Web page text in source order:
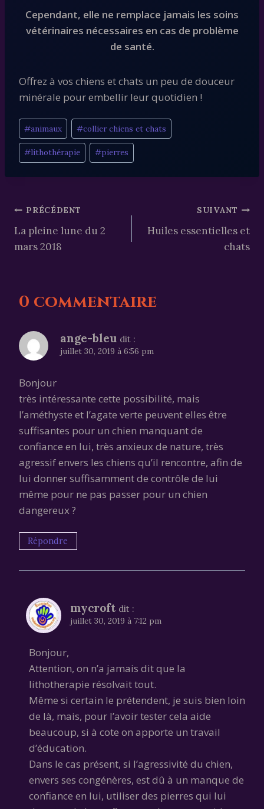
Cependant, elle ne remplace jamais les soins
vétérinaires nécessaires en cas de problème
de santé.
Offrez à vos chiens et chats un peu de douceur
minérale pour embellir leur quotidien !
Étiquettes
de
la
#animaux #collier chiens et chats
#lithothérapie #pierres
Navigation
de
PRÉCÉDENT
La pleine lune du 2
mars 2018
SUIVANT
Huiles essentielles et
chats
0 commentaire
ange-bleu dit :
juillet 30, 2019 à 6:56 pm
Bonjour
très intéressante cette possibilité, mais
l’améthyste et l’agate verte peuvent elles être
suffisantes pour un chien manquant de
confiance en lui, très anxieux de nature, très
agressif envers les chiens qu’il rencontre, afin de
lui donner suffisamment de contrôle de lui
même pour ne pas passer pour un chien
dangereux ?
Répondre
mycroft dit :
juillet 30, 2019 à 7:12 pm
Bonjour,
Attention, on n’a jamais dit que la
lithotherapie résolvait tout.
Même si certain le prétendent, je suis bien loin
de là, mais, pour l’avoir tester cela aide
beaucoup, si à cote on apporte un travail
d’éducation.
Dans le cas présent, si l’agressivité du chien,
envers ses congénères, est dû à un manque de
confiance en lui, utiliser des pierres qui lui